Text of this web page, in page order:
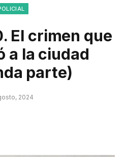
El crimen que
a la ciudad
parte)
2024